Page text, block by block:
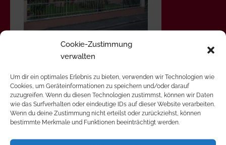
Cookie-Zustimmung
verwalten
Um dir ein optimales Erlebnis zu bieten, verwenden wir Technologien wie
Cookies, um Geräteinformationen zu speichern und/oder darauf
zuzugreifen. Wenn du diesen Technologien zustimmst, können wir Daten
wie das Surfverhalten oder eindeutige IDs auf dieser Website verarbeiten.
Wenn du deine Zustimmung nicht erteilst oder zurückziehst, können
bestimmte Merkmale und Funktionen beeinträchtigt werden.
Bauherr/Architekt :
Baujahr : 2006
Lokalität : Fürth
Beitragsnavigation